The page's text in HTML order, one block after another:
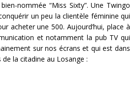
nommée “Miss Sixty”. Une Twingo
un peu la clientèle féminine qui
acheter une 500. Aujourd’hui, place à
et notamment la pub TV qui
sur nos écrans et qui est dans
la citadine au Losange :